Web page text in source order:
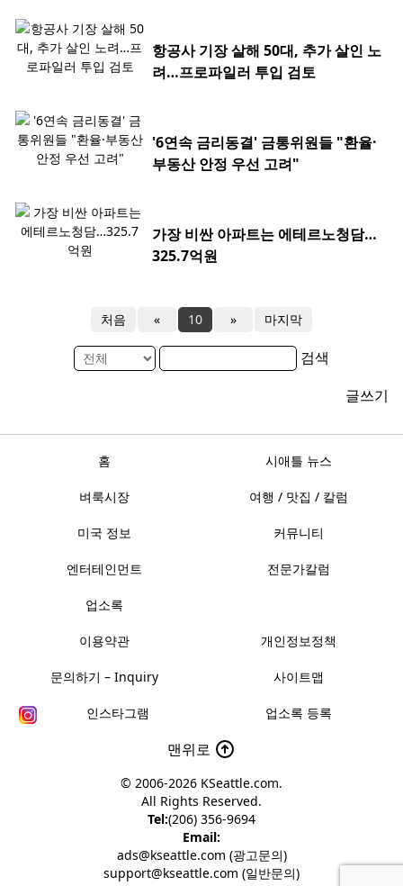
항공사 기장 살해 50대, 추가 살인 노
려…프로파일러 투입 검토
'6연속 금리동결' 금통위원들 "환율·
부동산 안정 우선 고려"
가장 비싼 아파트는 에테르노청담…
325.7억원
처음 « 10 » 마지막
검색
글쓰기
홈 시애틀 뉴스
벼룩시장 여행 / 맛집 / 칼럼
미국 정보 커뮤니티
엔터테인먼트 전문가칼럼
업소록
이용약관 개인정보정책
문의하기 – Inquiry 사이트맵
인스타그램 업소록 등록
맨위로
© 2006-2026 KSeattle.com.
All Rights Reserved.
Tel:(206) 356-9694
Email:
ads@kseattle.com (광고문의)
support@kseattle.com (일반문의)